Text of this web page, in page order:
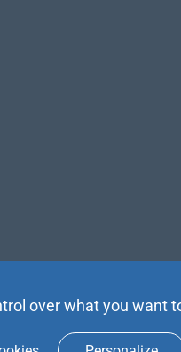
over what you want